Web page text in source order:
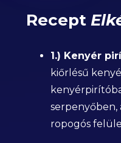
Recept
1.) Kenyér
kiőrlésű
serpenyőben,
ropogós